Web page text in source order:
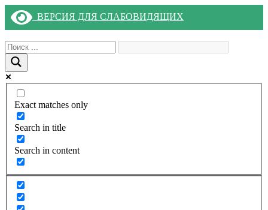
ВЕРСИЯ ДЛЯ СЛАБОВИДЯЩИХ
Exact matches only
Search in title
Search in content